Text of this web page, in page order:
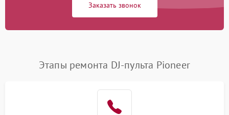
Заказать звонок
Этапы ремонта DJ-пульта Pioneer